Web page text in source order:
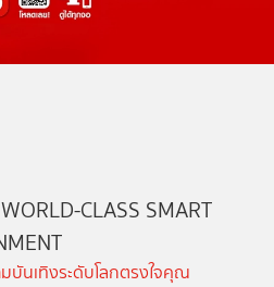
CLASS SMART
บันเทิงระดับโลกตรงใจคุณ